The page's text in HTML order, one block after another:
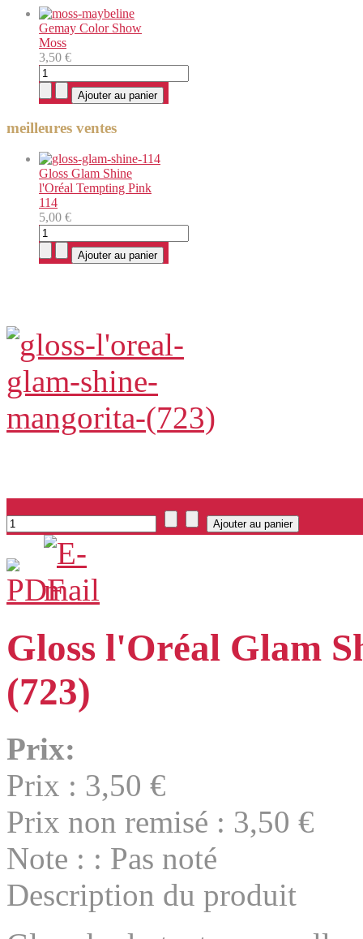
Gemay Color Show
Moss
3,50 €
meilleures ventes
Gloss Glam Shine
l'Oréal Tempting Pink
114
5,00 €
Gloss l'Oréal Glam
(723)
Prix:
Prix : 3,50 €
Prix non remisé : 3,50 €
Note : : Pas noté
Description du produit